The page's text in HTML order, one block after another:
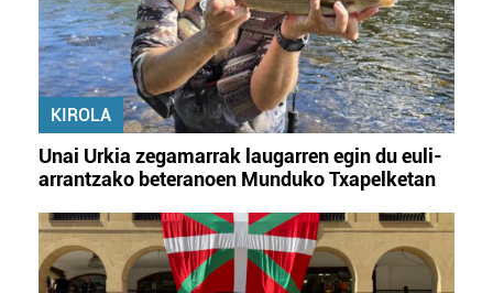
KIROLA
Unai Urkia zegamarrak laugarren egin du euli-
arrantzako beteranoen Munduko Txapelketan